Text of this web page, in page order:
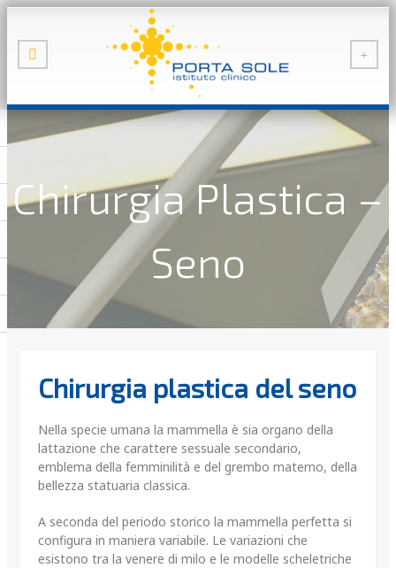
Chirurgia Plastica –
Seno
Chirurgia plastica del seno
Nella specie umana la mammella è sia organo della
lattazione che carattere sessuale secondario,
emblema della femminilità e del grembo materno, della
bellezza statuaria classica.
A seconda del periodo storico la mammella perfetta si
configura in maniera variabile. Le variazioni che
esistono tra la venere di milo e le modelle scheletriche